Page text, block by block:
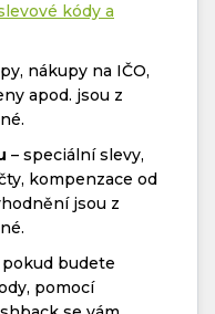
kódy a
nákupy na IČO,
apod. jsou z
– speciální slevy,
kompenzace od
jsou z
pokud budete
pomocí